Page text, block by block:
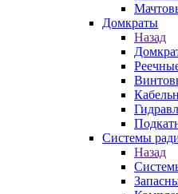
Домкраты
Назад
Системы
Назад